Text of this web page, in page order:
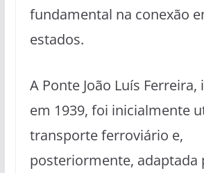
fundamental na conexão
estados.
A Ponte João Luís
em 1939, foi inicialmente
transporte ferroviário e,
posteriormente, adaptada